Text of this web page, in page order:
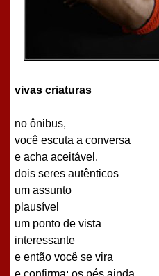
vivas criaturas
no ônibus,
você escuta a conversa
e acha aceitável.
dois seres autênticos
um assunto
plausível
um ponto de vista
interessante
e então você se vira
e confirma: os pés ainda